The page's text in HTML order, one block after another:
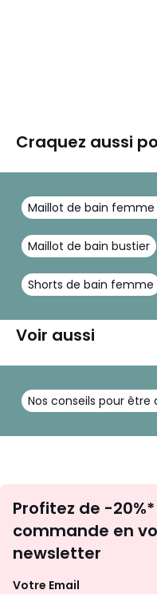
Craquez aussi
Maillot de bain
Maillot de bain bustier
Shorts de bain femme
Voir aussi
Nos conseils pour
Profitez de -
commande en
newsletter
Votre Email